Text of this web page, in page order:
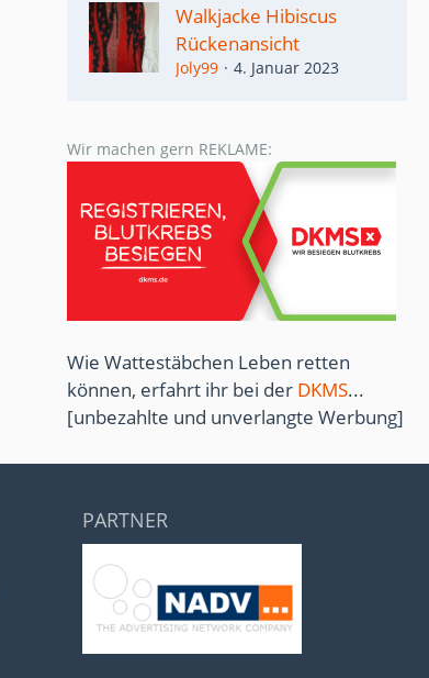
Walkjacke Hibiscus
Rückenansicht
Joly99 4. Januar 2023
Wir machen gern REKLAME:
Wie Wattestäbchen Leben retten
können, erfahrt ihr bei der DKMS...
[unbezahlte und unverlangte Werbung]
PARTNER